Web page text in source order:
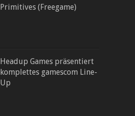
Primitives (Freegame)
Headup Games präsentiert
komplettes gamescom Line-
Up